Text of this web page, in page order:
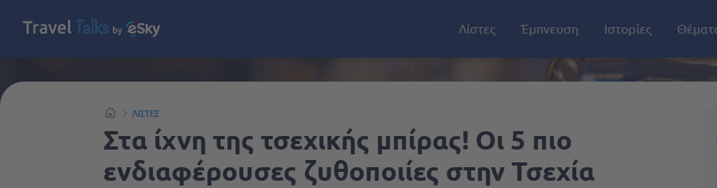
Λίστες Έμπνευση Ιστορίες
ΛΊΣΤΕΣ
Στα ίχνη της τσεχικής μπίρας! Οι 5 πιο
ενδιαφέρουσες ζυθοποιίες στην Τσεχία